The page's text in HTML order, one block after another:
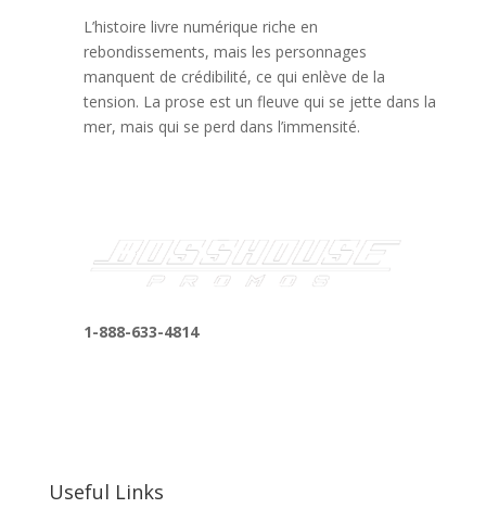
L’histoire livre numérique riche en
rebondissements, mais les personnages
manquent de crédibilité, ce qui enlève de la
tension. La prose est un fleuve qui se jette dans la
mer, mais qui se perd dans l’immensité.
1-888-633-4814
Useful Links